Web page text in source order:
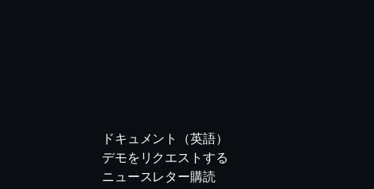
ドキュメント（英語）
デモをリクエストする
ニュースレター購読